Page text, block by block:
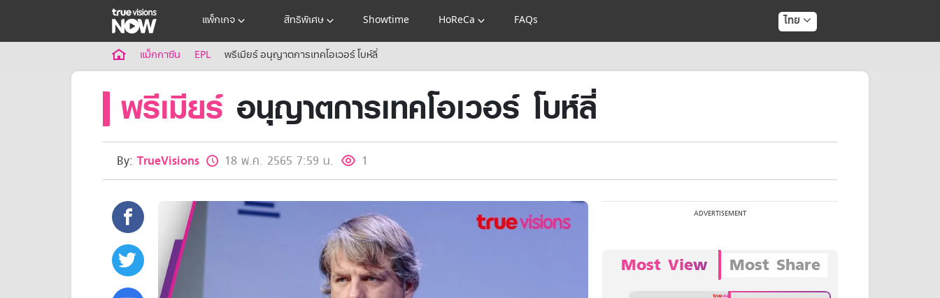
แพ็กเกจ สิทธิพิเศษ Showtime HoReCa FAQs ไทย
แม็กกาซีน EPL พรีเมียร์ อนุญาตการเทคโอเวอร์ โบห์ลี่
พรีเมียร์ อนุญาตการเทคโอเวอร์ โบห์ลี่
By: TrueVisions 18 พ.ค. 2565 7:59 น. 1
Most View Most Share